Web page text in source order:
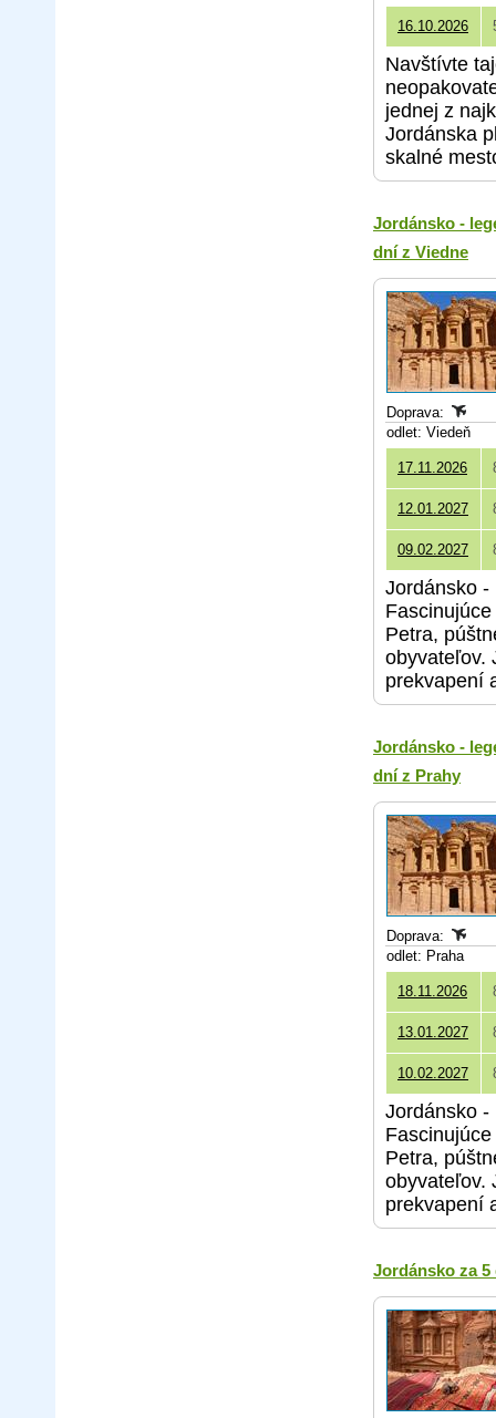
16.10.2026
Navštívte
jednej z
Jordánska
skalné
Jordánsko -
dní z Viedne
Doprava:
odlet: Viedeň
17.11.2026
12.01.2027
09.02.2027
Jordánsko -
Petra,
obyvateľov.
prekvapení
Jordánsko -
dní z Prahy
Doprava:
odlet: Praha
18.11.2026
13.01.2027
10.02.2027
Jordánsko -
Petra,
obyvateľov.
prekvapení
Jordánsko za 5